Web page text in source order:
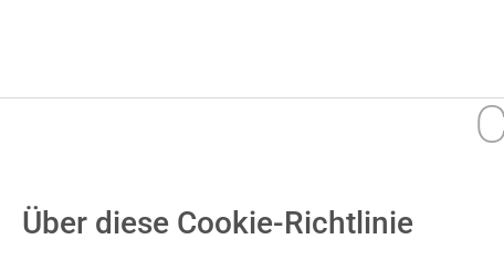
Über diese Cookie-Richtlinie